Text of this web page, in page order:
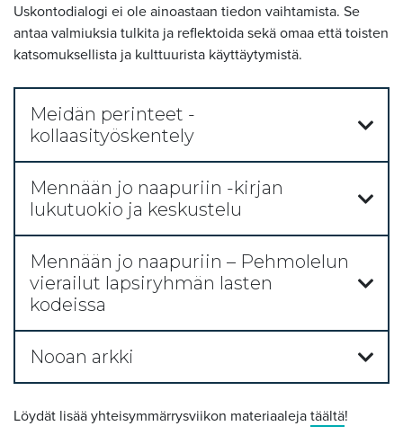
Uskontodialogi ei ole ainoastaan tiedon vaihtamista. Se
antaa valmiuksia tulkita ja reflektoida sekä omaa että toisten
katsomuksellista ja kulttuurista käyttäytymistä.
Meidän perinteet -
kollaasityöskentely
Mennään jo naapuriin -kirjan
lukutuokio ja keskustelu
Mennään jo naapuriin – Pehmolelun
vierailut lapsiryhmän lasten
kodeissa
Nooan arkki
Löydät lisää yhteisymmärrysviikon materiaaleja täältä!